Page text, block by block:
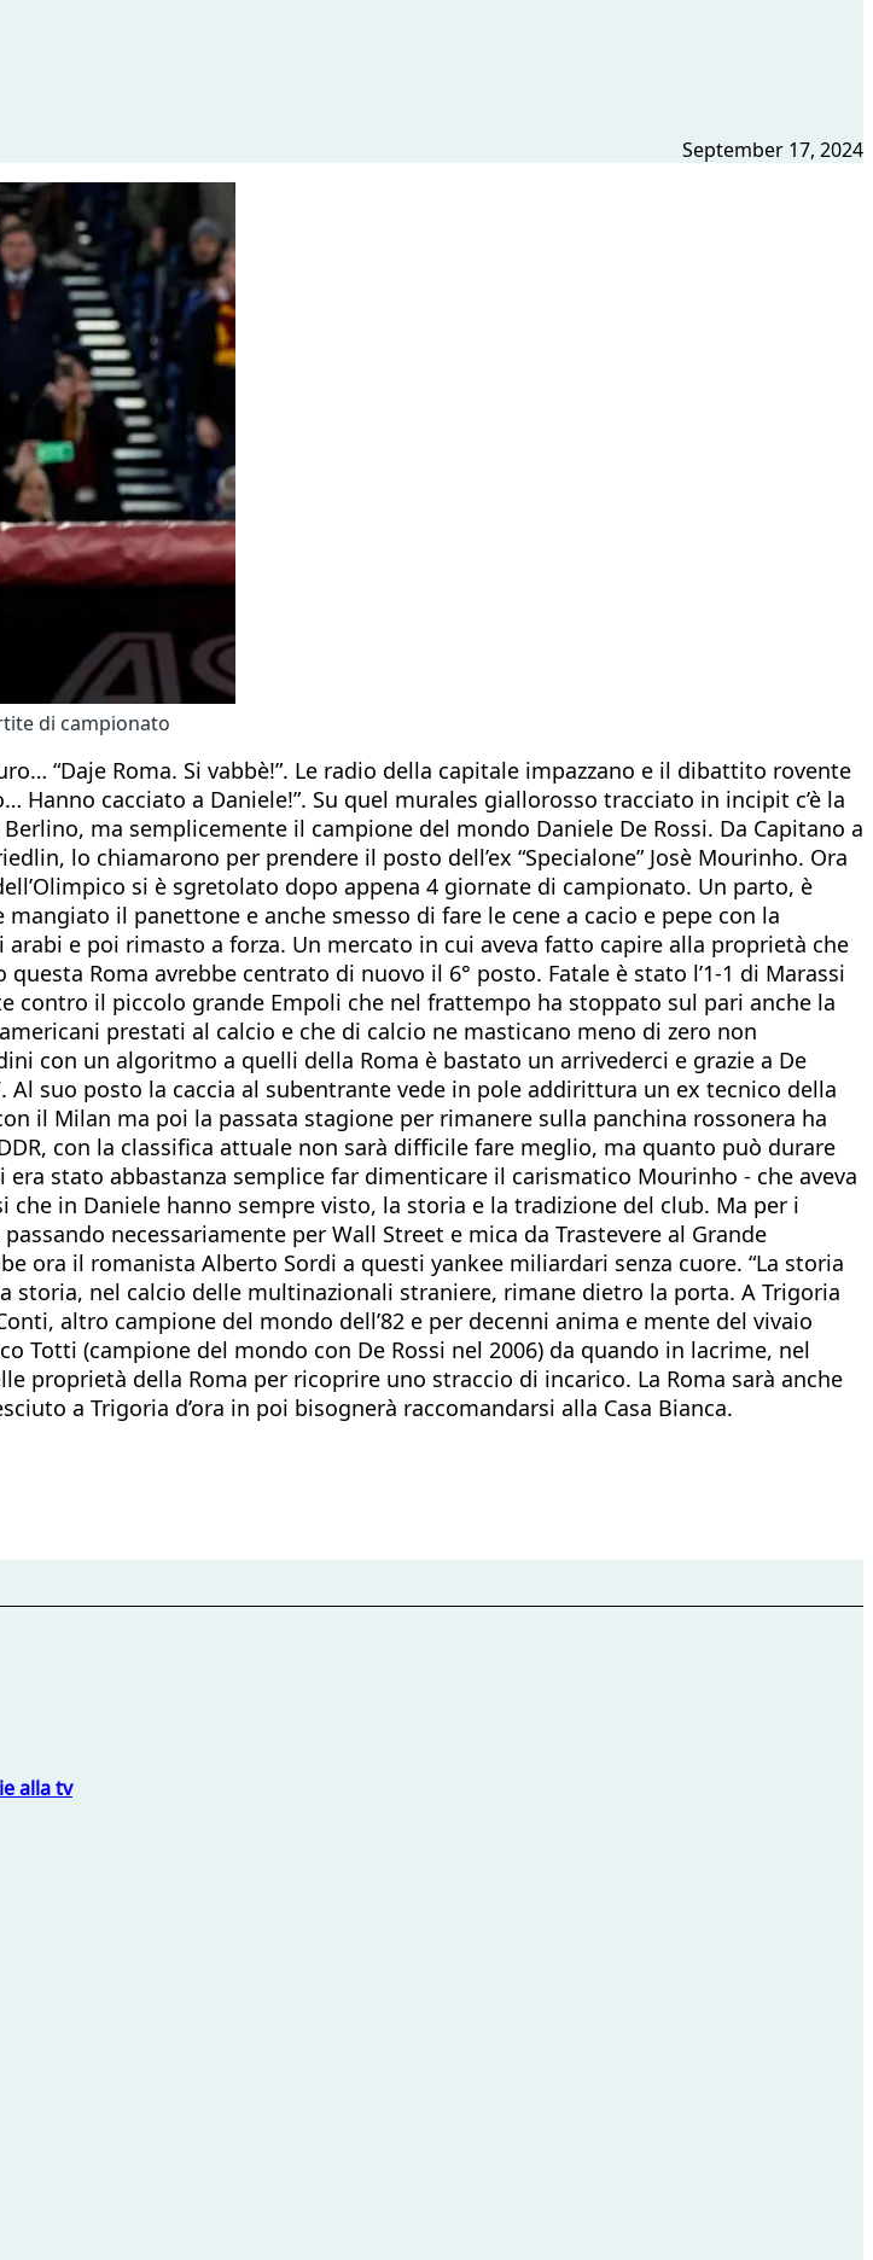
September 17, 2024
di campionato
“Daje Roma. Si vabbè!”. Le radio della capitale impazzano e il dibattito rovente
cacciato a Daniele!”. Su quel murales giallorosso tracciato in incipit c’è la
ma semplicemente il campione del mondo Daniele De Rossi. Da Capitano a
lo chiamarono per prendere il posto dell’ex “Specialone” Josè Mourinho. Ora
si è sgretolato dopo appena 4 giornate di campionato. Un parto, è
il panettone e anche smesso di fare le cene a cacio e pepe con la
e poi rimasto a forza. Un mercato in cui aveva fatto capire alla proprietà che
Roma avrebbe centrato di nuovo il 6° posto. Fatale è stato l’1-1 di Marassi
contro il piccolo grande Empoli che nel frattempo ha stoppato sul pari anche la
prestati al calcio e che di calcio ne masticano meno di zero non
con un algoritmo a quelli della Roma è bastato un arrivederci e grazie a De
suo posto la caccia al subentrante vede in pole addirittura un ex tecnico della
il Milan ma poi la passata stagione per rimanere sulla panchina rossonera ha
con la classifica attuale non sarà difficile fare meglio, ma quanto può durare
stato abbastanza semplice far dimenticare il carismatico Mourinho - che aveva
in Daniele hanno sempre visto, la storia e la tradizione del club. Ma per i
necessariamente per Wall Street e mica da Trastevere al Grande
ora il romanista Alberto Sordi a questi yankee miliardari senza cuore. “La storia
storia, nel calcio delle multinazionali straniere, rimane dietro la porta. A Trigoria
altro campione del mondo dell’82 e per decenni anima e mente del vivaio
Totti (campione del mondo con De Rossi nel 2006) da quando in lacrime, nel
proprietà della Roma per ricoprire uno straccio di incarico. La Roma sarà anche
a Trigoria d’ora in poi bisognerà raccomandarsi alla Casa Bianca.
alla tv